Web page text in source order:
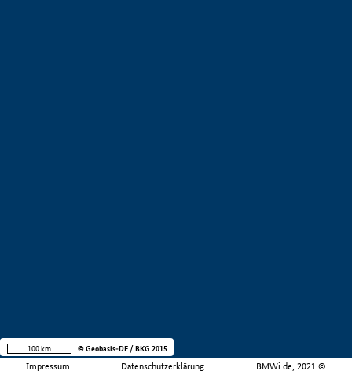
Impressum Datenschutzerklärung BMWi.de, 2021 ©
100 km © Geobasis-DE / BKG 2015